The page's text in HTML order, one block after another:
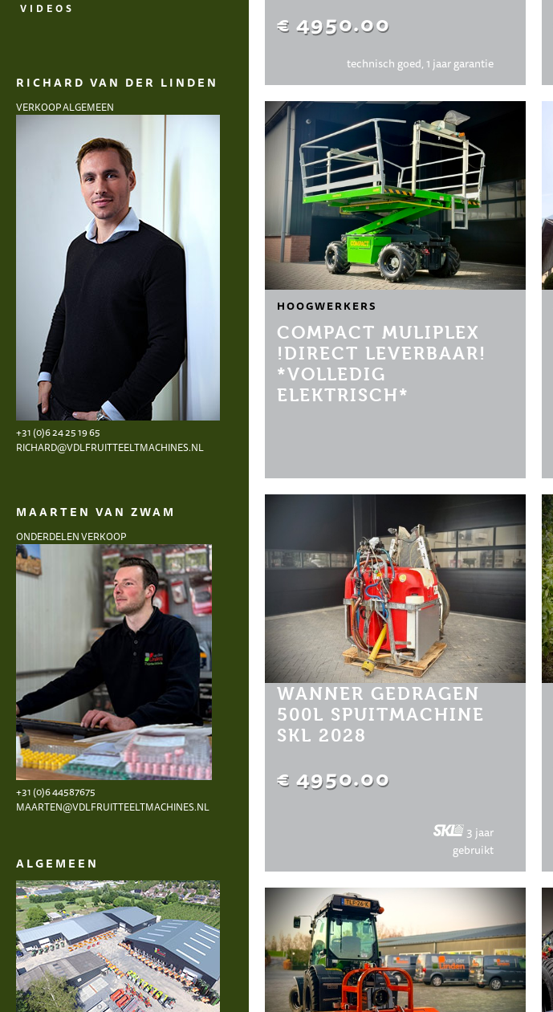
VIDEOS
RICHARD VAN DER LINDEN
VERKOOP ALGEMEEN
+31 (0)6 24 25 19 65
RICHARD@VDLFRUITTEELTMACHINES.NL
MAARTEN VAN ZWAM
ONDERDELEN VERKOOP
+31 (0)6 44587675
MAARTEN@VDLFRUITTEELTMACHINES.NL
ALGEMEEN
€ 4950.00
technisch goed, 1 jaar garantie
HOOGWERKERS
COMPACT MULIPLEX
!DIRECT LEVERBAAR!
*VOLLEDIG
ELEKTRISCH*
WANNER GEDRAGEN
500L SPUITMACHINE
SKL 2028
€ 4950.00
3 jaar
gebruikt